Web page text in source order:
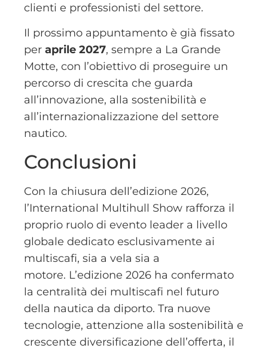
clienti e professionisti del settore.
Il prossimo appuntamento è già fissato
per aprile 2027, sempre a La Grande
Motte, con l’obiettivo di proseguire un
percorso di crescita che guarda
all’innovazione, alla sostenibilità e
all’internazionalizzazione del settore
nautico.
Conclusioni
Con la chiusura dell’edizione 2026,
l’International Multihull Show rafforza il
proprio ruolo di evento leader a livello
globale dedicato esclusivamente ai
multiscafi, sia a vela sia a
motore. L’edizione 2026 ha confermato
la centralità dei multiscafi nel futuro
della nautica da diporto. Tra nuove
tecnologie, attenzione alla sostenibilità e
crescente diversificazione dell’offerta, il